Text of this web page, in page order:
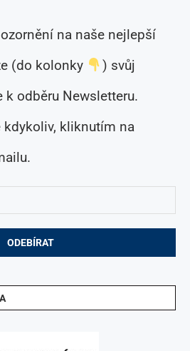
na naše nejlepší
(do kolonky
) svůj
k odběru Newsletteru.
kdykoliv, kliknutím na